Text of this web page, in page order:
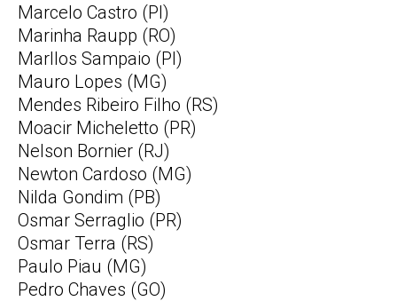
Marcelo Castro (PI)
Marinha Raupp (RO)
Marllos Sampaio (PI)
Mauro Lopes (MG)
Mendes Ribeiro Filho (RS)
Moacir Micheletto (PR)
Nelson Bornier (RJ)
Newton Cardoso (MG)
Nilda Gondim (PB)
Osmar Serraglio (PR)
Osmar Terra (RS)
Paulo Piau (MG)
Pedro Chaves (GO)